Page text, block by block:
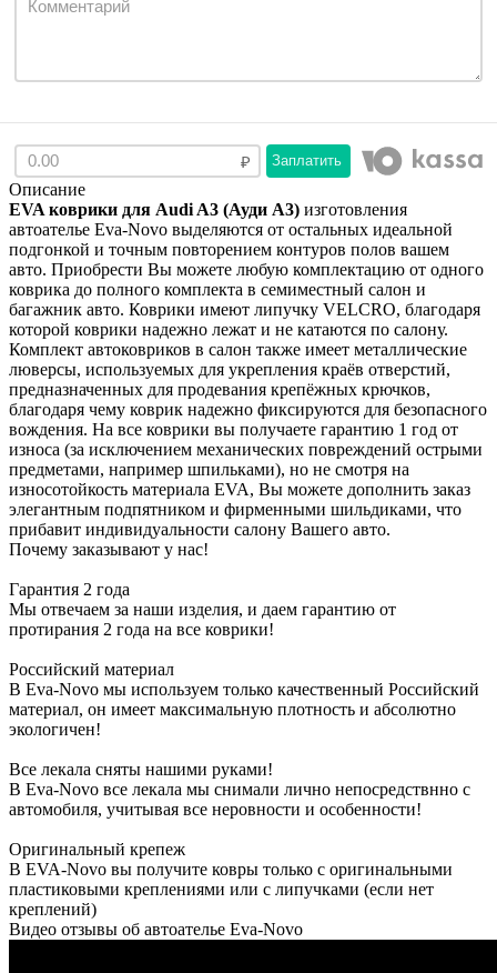
Заплатить
Описание
EVA коврики для Audi A3 (Ауди A3) изготовления
автоателье Eva-Novo выделяются от остальных идеальной
подгонкой и точным повторением контуров полов вашем
авто. Приобрести Вы можете любую комплектацию от одного
коврика до полного комплекта в семиместный салон и
багажник авто. Коврики имеют липучку VELCRO, благодаря
которой коврики надежно лежат и не катаются по салону.
Комплект автоковриков в салон также имеет металлические
люверсы, используемых для укрепления краёв отверстий,
предназначенных для продевания крепёжных крючков,
благодаря чему коврик надежно фиксируются для безопасного
вождения. На все коврики вы получаете гарантию 1 год от
износа (за исключением механических повреждений острыми
предметами, например шпильками), но не смотря на
износотойкость материала EVA, Вы можете дополнить заказ
элегантным подпятником и фирменными шильдиками, что
прибавит индивидуальности салону Вашего авто.
Почему заказывают у нас!
Гарантия 2 года
Мы отвечаем за наши изделия, и даем гарантию от
протирания 2 года на все коврики!
Российский материал
В Eva-Novo мы используем только качественный Российский
материал, он имеет максимальную плотность и абсолютно
экологичен!
Все лекала сняты нашими руками!
В Eva-Novo все лекала мы снимали лично непосредствнно с
автомобиля, учитывая все неровности и особенности!
Оригинальный крепеж
В EVA-Novo вы получите ковры только с оригинальными
пластиковыми креплениями или с липучками (если нет
креплений)
Видео отзывы об автоателье Eva-Novo